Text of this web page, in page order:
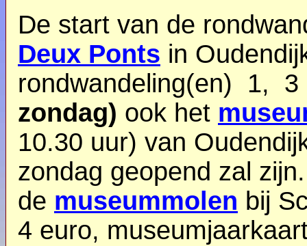
De start van de
Deux Ponts in
rondwandeling(en) 1, 3
zondag) ook het
10.30 uur) van
zondag geopend zal
de museummolen bij
4 euro,